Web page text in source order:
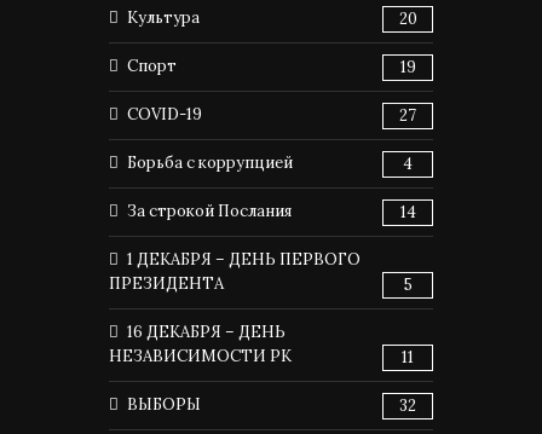
Культура 20
Спорт 19
COVID-19 27
Борьба с коррупцией 4
За строкой Послания 14
1 ДЕКАБРЯ – ДЕНЬ ПЕРВОГО
ПРЕЗИДЕНТА
5
16 ДЕКАБРЯ – ДЕНЬ
НЕЗАВИСИМОСТИ РК
11
ВЫБОРЫ 32